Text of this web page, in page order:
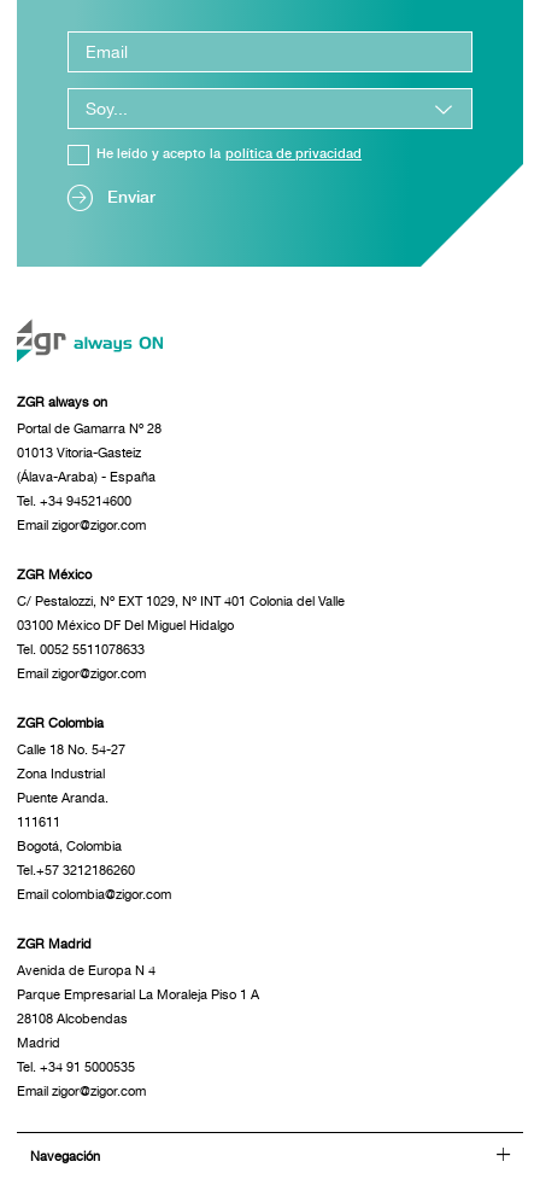
Enviar
He leído y acepto la política de privacidad
ZGR always on
Portal de Gamarra Nº 28
01013 Vitoria-Gasteiz
(Álava-Araba) - España
Tel. +34 945214600
Email zigor@zigor.com
ZGR México
C/ Pestalozzi, Nº EXT 1029, Nº INT 401 Colonia del Valle
03100 México DF Del Miguel Hidalgo
Tel. 0052 5511078633
Email zigor@zigor.com
ZGR Colombia
Calle 18 No. 54-27
Zona Industrial
Puente Aranda.
111611
Bogotá, Colombia
Tel.+57 3212186260
Email colombia@zigor.com
ZGR Madrid
Avenida de Europa N 4
Parque Empresarial La Moraleja Piso 1 A
28108 Alcobendas
Madrid
Tel. +34 91 5000535
Email zigor@zigor.com
Navegación